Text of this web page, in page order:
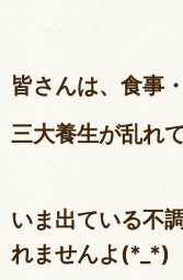
皆さんは、食事
三大養生が乱れ
いま出ている不
れませんよ(*_*)